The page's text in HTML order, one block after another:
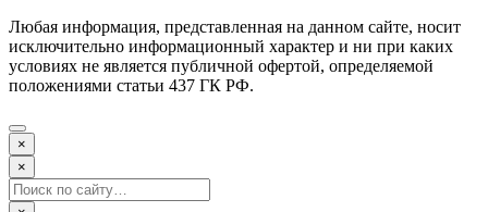
Любая информация, представленная на данном сайте, носит
исключительно информационный характер и ни при каких
условиях не является публичной офертой, определяемой
положениями статьи 437 ГК РФ.
×
×